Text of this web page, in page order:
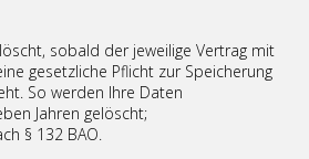
sobald der jeweilige Vertrag mit
gesetzliche Pflicht zur Speicherung
So werden Ihre Daten
Jahren gelöscht;
§ 132 BAO.